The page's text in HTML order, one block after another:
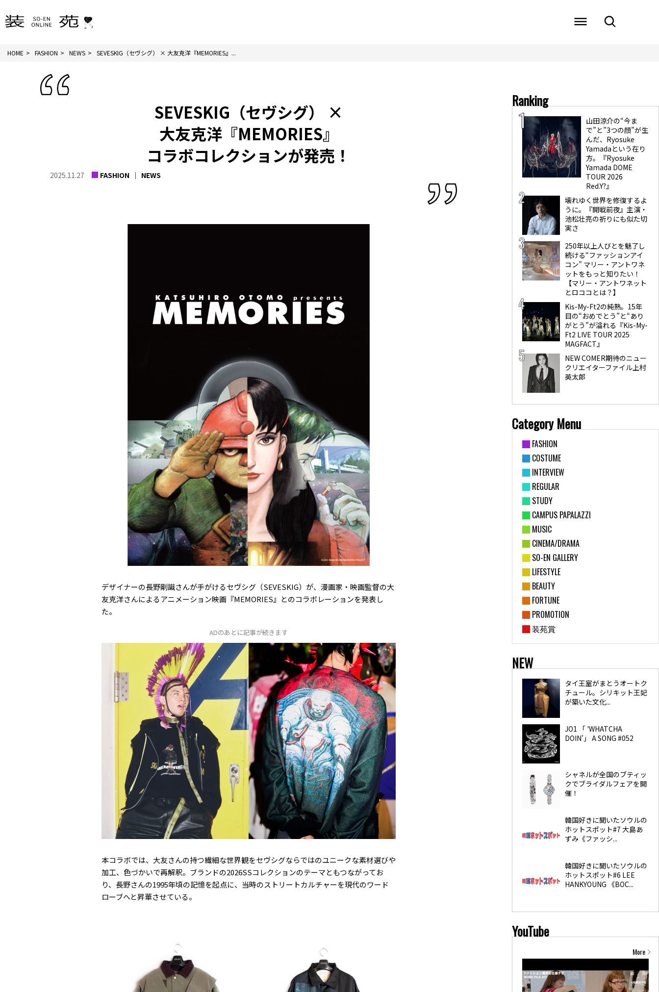
HOME FASHION NEWS SEVESKIG（セヴシグ） × 大友克洋『MEMORIES』...
SEVESKIG（セヴシグ） ×
大友克洋『MEMORIES』
コラボコレクションが発売！
2025.11.27 FASHION NEWS
デザイナーの長野剛識さんが手がけるセヴシグ（SEVESKIG）が、漫画家・映画監督の大
友克洋さんによるアニメーション映画『MEMORIES』とのコラボレーションを発表し
た。
ADのあとに記事が続きます
本コラボでは、大友さんの持つ繊細な世界観をセヴシグならではのユニークな素材選びや
加工、色づかいで再解釈。ブランドの2026SSコレクションのテーマともつながってお
り、長野さんの1995年頃の記憶を起点に、当時のストリートカルチャーを現代のワード
ローブへと昇華させている。
Ranking
山田涼介の“今ま
で”と”3つの顔”が生
んだ、Ryosuke
Yamadaという在り
方。『Ryosuke
Yamada DOME
TOUR 2026
Red.Y?』
壊れゆく世界を修復するよ
うに。『開戦前夜』主演・
池松壮亮の祈りにも似た切
実さ
250年以上人びとを魅了し
続ける“ファッションアイ
コン” マリー・アントワネ
ットをもっと知りたい！
【マリー・アントワネット
とロココとは？】
Kis-My-Ft2の純熟。15年
目の“おめでとう”と“あり
がとう”が溢れる『Kis-My-
Ft2 LIVE TOUR 2025
MAGFACT』
NEW COMER期待のニュー
クリエイターファイル上村
英太郎
Category Menu
FASHION
COSTUME
INTERVIEW
REGULAR
STUDY
CAMPUS PAPALAZZI
MUSIC
CINEMA/DRAMA
SO-EN GALLERY
LIFESTYLE
BEAUTY
FORTUNE
PROMOTION
装苑賞
NEW
タイ王室がまとうオートク
チュール。シリキット王妃
が築いた文化...
JO1 「 'WHATCHA
DOIN'」 A SONG #052
シャネルが全国のブティッ
クでブライダルフェアを開
催！
韓国好きに聞いたソウルの
ホットスポット#7 大島あ
ずみ《ファッシ...
韓国好きに聞いたソウルの
ホットスポット#6 LEE
HANKYOUNG 《BOC...
YouTube
More